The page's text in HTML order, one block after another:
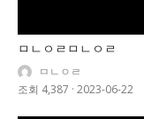
ㅁㄴㅇㄹㅁㄴㅇㄹ
ㅁㄴㅇㄹ
조회 4,387 · 2023-06-22